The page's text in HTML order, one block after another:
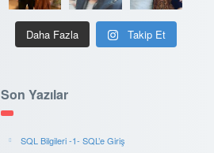
Daha Fazla Takip Et
Son Yazılar
SQL Bilgileri -1- SQL’e Giriş